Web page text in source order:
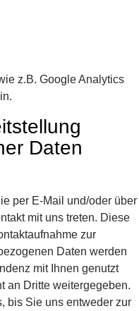
z.B. Google Analytics
Daten
per E-Mail und/oder über
mit uns treten. Diese
zur
Daten werden
mit Ihnen genutzt
an Dritte weitergegeben.
bis Sie uns entweder zur